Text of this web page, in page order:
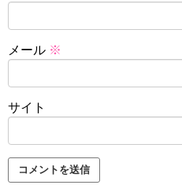
メール ※
サイト